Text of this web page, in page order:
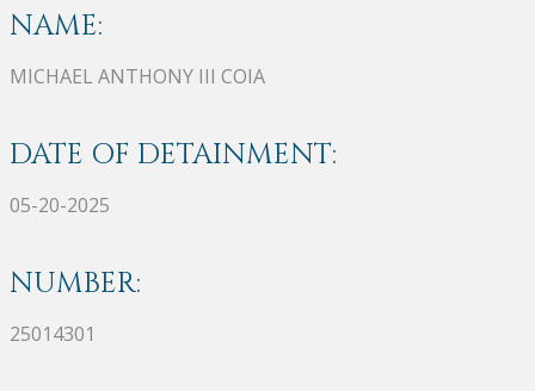
NAME:
MICHAEL ANTHONY III COIA
DATE OF DETAINMENT:
05-20-2025
NUMBER:
25014301